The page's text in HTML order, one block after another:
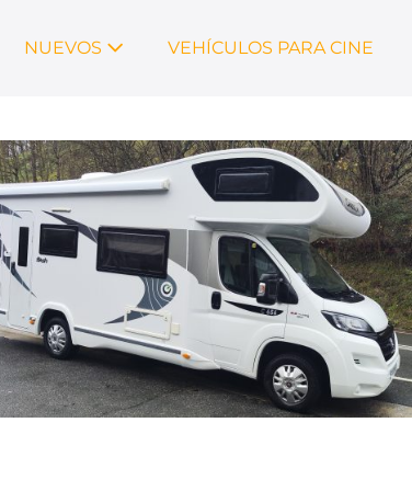
NUEVOS VEHÍCULOS PARA CINE